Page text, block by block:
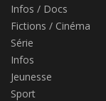
Infos / Docs
Fictions / Cinéma
Série
Infos
Jeunesse
Sport